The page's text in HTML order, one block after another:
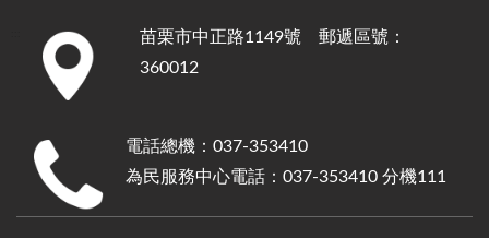
苗栗市中正路1149號 郵遞區號：
360012
電話總機：037-353410
為民服務中心電話：037-353410 分機111